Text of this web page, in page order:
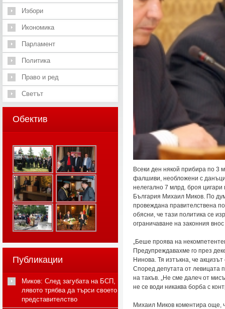
Всеки ден някой прибира по 3
фалшиви, необложени с данъци
нелегално 7 млрд. броя
България Михаил Миков. По
провеждана правителствена
обясни, че тази политика се
ограничаване на законния
„Беше проява на
Предупреждавахме го през
Нинова. Тя изтъкна, че
Според депутата от левицата
на такъв. „Не сме далеч от
не се води никаква борба с
Михаил Миков коментира още,
Избори
Икономика
Парламент
Политика
Право и ред
Светът
Обектив
Публикации
Миков: След загубата на БСП,
лявото трябва да търси своето
представителство